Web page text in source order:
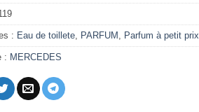
: Eau de toillete PARFUM Parfum à petit prix
: MERCEDES